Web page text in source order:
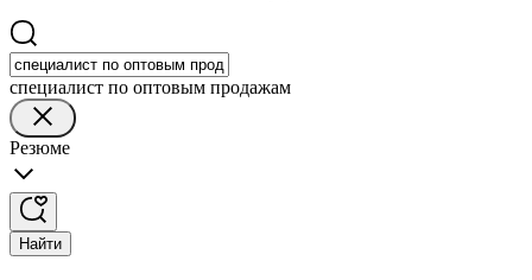
специалист по оптовым продажам
Резюме
Найти